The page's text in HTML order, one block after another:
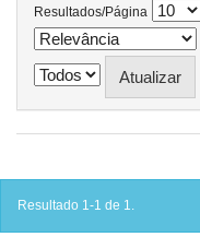
Resultados/Página
Resultado 1-1 de 1.